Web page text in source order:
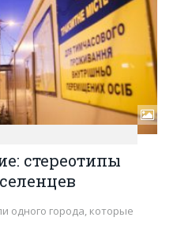
стереотипы
одного города, которые